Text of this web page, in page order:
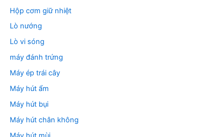
Hộp cơm giữ nhiệt
Lò nướng
Lò vi sóng
máy đánh trứng
Máy ép trái cây
Máy hút ẩm
Máy hút bụi
Máy hút chân không